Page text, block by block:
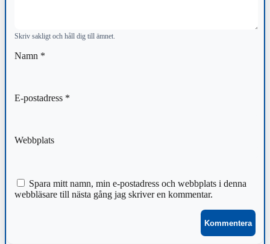
Skriv sakligt och håll dig till ämnet.
Namn *
E-postadress *
Webbplats
Spara mitt namn, min e-postadress och webbplats i denna
webbläsare till nästa gång jag skriver en kommentar.